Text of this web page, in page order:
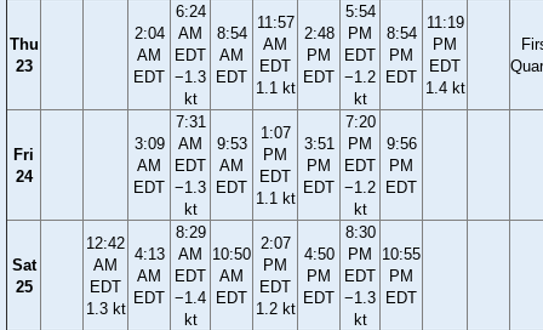
Thu
23
2:04
AM
EDT
6:24
AM
EDT
−1.3
kt
8:54
AM
EDT
11:57
AM
EDT
1.1 kt
2:48
PM
EDT
5:54
PM
EDT
−1.2
kt
8:54
PM
EDT
11:19
PM
EDT
1.4 kt
Fri
24
3:09
AM
EDT
7:31
AM
EDT
−1.3
kt
9:53
AM
EDT
1:07
PM
EDT
1.1 kt
3:51
PM
EDT
7:20
PM
EDT
−1.2
kt
9:56
PM
EDT
Sat
25
12:42
AM
EDT
1.3 kt
4:13
AM
EDT
8:29
AM
EDT
−1.4
kt
10:50
AM
EDT
2:07
PM
EDT
1.2 kt
4:50
PM
EDT
8:30
PM
EDT
−1.3
kt
10:55
PM
EDT